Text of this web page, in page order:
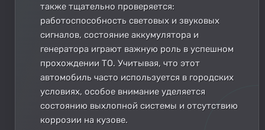
также тщательно проверяется:
работоспособность световых и звуковых
сигналов, состояние аккумулятора и
генератора играют важную роль в успешном
прохождении ТО. Учитывая, что этот
автомобиль часто используется в городских
условиях, особое внимание уделяется
состоянию выхлопной системы и отсутствию
коррозии на кузове.